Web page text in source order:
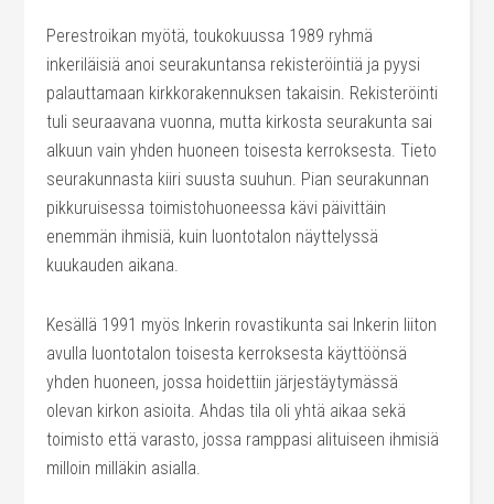
Perestroikan myötä, toukokuussa 1989 ryhmä
inkeriläisiä anoi seurakuntansa rekisteröintiä ja pyysi
palauttamaan kirkkorakennuksen takaisin. Rekisteröinti
tuli seuraavana vuonna, mutta kirkosta seurakunta sai
alkuun vain yhden huoneen toisesta kerroksesta. Tieto
seurakunnasta kiiri suusta suuhun. Pian seurakunnan
pikkuruisessa toimistohuoneessa kävi päivittäin
enemmän ihmisiä, kuin luontotalon näyttelyssä
kuukauden aikana.
Kesällä 1991 myös Inkerin rovastikunta sai Inkerin liiton
avulla luontotalon toisesta kerroksesta käyttöönsä
yhden huoneen, jossa hoidettiin järjestäytymässä
olevan kirkon asioita. Ahdas tila oli yhtä aikaa sekä
toimisto että varasto, jossa ramppasi alituiseen ihmisiä
milloin milläkin asialla.